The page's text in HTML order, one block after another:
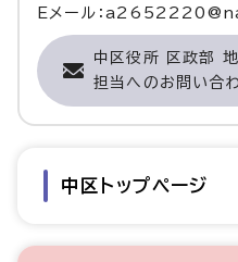
Eメール：
中区役所 区政部
担当へのお問い合
中区トップページ